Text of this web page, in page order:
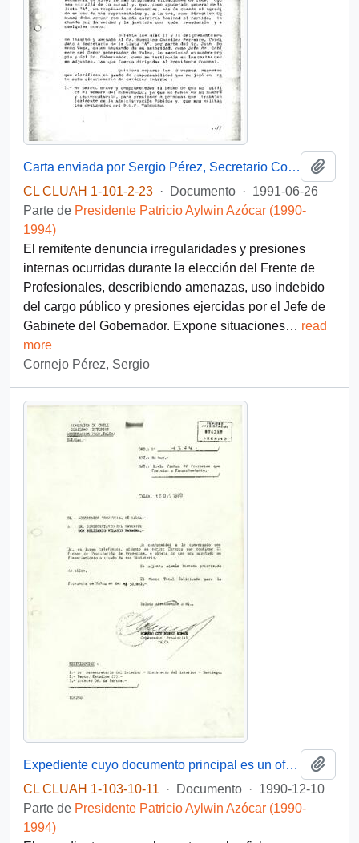
Carta enviada por Sergio Pérez, Secretario Comunal del PDC en Talca, dirigida al Presidente Patricio Aylwin
CL CLUAH 1-101-2-23 · Documento · 1991-06-26
Parte de Presidente Patricio Aylwin Azócar (1990-
1994)
El remitente denuncia irregularidades y presiones
internas ocurridas durante la elección del Frente de
Profesionales, describiendo amenazas, uso indebido
del cargo público y presiones ejercidas por el Jefe de
Gabinete del Gobernador. Expone situaciones… read
more
Cornejo Pérez, Sergio
Expediente cuyo documento principal es un oficio del Gobernador Provincial de Talca al Subsecretario del Interior, mediante el cual se remite una carpeta con fichas de postulación de proyectos para su financiamiento por el Ministerio del Interior
CL CLUAH 1-103-10-11
· Documento · 1990-12-10
Parte de Presidente Patricio Aylwin Azócar (1990-
1994)